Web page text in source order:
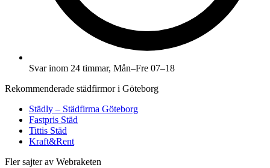
Svar inom 24 timmar, Mån–Fre 07–18
Rekommenderade städfirmor i Göteborg
Städly – Städfirma Göteborg
Fastpris Städ
Tittis Städ
Kraft&Rent
Fler sajter av Webraketen